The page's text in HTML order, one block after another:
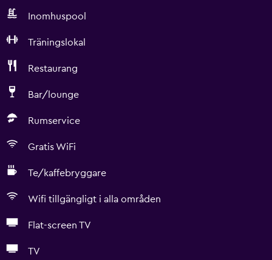
Inomhuspool
Träningslokal
Restaurang
Bar/lounge
Rumservice
Gratis WiFi
Te/kaffebryggare
Wifi tillgängligt i alla områden
Flat-screen TV
TV